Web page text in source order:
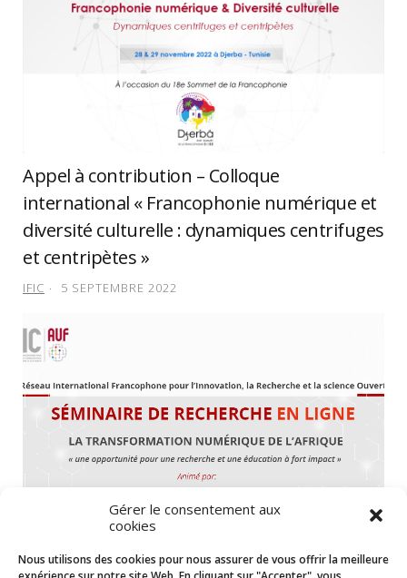
Gérer le consentement aux
cookies
Nous utilisons des cookies pour nous assurer de vous offrir la meilleure
Appel à contribution – Colloque
international « Francophonie numérique et
diversité culturelle : dynamiques centrifuges
et centripètes »
IFIC 5 SEPTEMBRE 2022
Séminaire de recherche en ligne intitulé « La